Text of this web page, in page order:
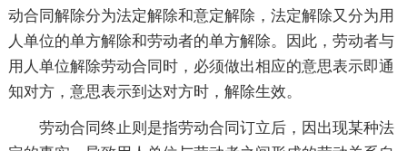
动合同解除分为法定解除和意定解除，法定解除又分为用
人单位的单方解除和劳动者的单方解除。因此，劳动者与
用人单位解除劳动合同时，必须做出相应的意思表示即通
知对方，意思表示到达对方时，解除生效。
劳动合同终止则是指劳动合同订立后，因出现某种法